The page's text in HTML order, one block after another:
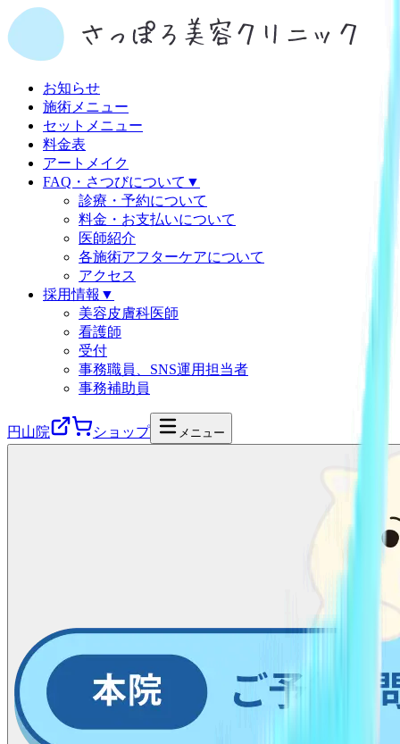
お知らせ
施術メニュー
セットメニュー
料金表
アートメイク
FAQ・さつびについて ▼
診療・予約について
料金・お支払いについて
医師紹介
各施術アフターケアについて
アクセス
採用情報 ▼
美容皮膚科医師
看護師
受付
事務職員、SNS運用担当者
事務補助員
円山院 ショップ メニュー